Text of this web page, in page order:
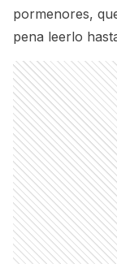
pormenores,
pena leerlo